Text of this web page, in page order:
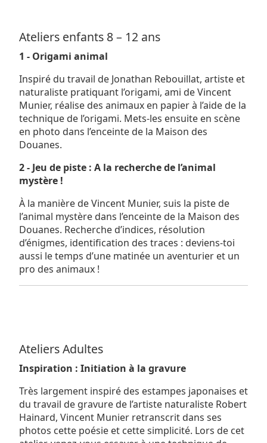
Ateliers enfants 8 – 12 ans
1 - Origami animal
Inspiré du travail de Jonathan Rebouillat, artiste et
naturaliste pratiquant l’origami, ami de Vincent
Munier, réalise des animaux en papier à l’aide de la
technique de l’origami. Mets-les ensuite en scène
en photo dans l’enceinte de la Maison des
Douanes.
2 - Jeu de piste : A la recherche de l’animal
mystère !
À la manière de Vincent Munier, suis la piste de
l’animal mystère dans l’enceinte de la Maison des
Douanes. Recherche d’indices, résolution
d’énigmes, identification des traces : deviens-toi
aussi le temps d’une matinée un aventurier et un
pro des animaux !
Ateliers Adultes
Inspiration : Initiation à la gravure
Très largement inspiré des estampes japonaises et
du travail de gravure de l’artiste naturaliste Robert
Hainard, Vincent Munier retranscrit dans ses
photos cette poésie et cette simplicité. Lors de cet